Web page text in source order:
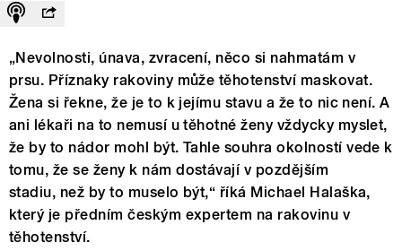
„Nevolnosti, únava, zvracení, něco si nahmatám v
prsu. Příznaky rakoviny může těhotenství maskovat.
Žena si řekne, že je to k jejímu stavu a že to nic není. A
ani lékaři na to nemusí u těhotné ženy vždycky myslet,
že by to nádor mohl být. Tahle souhra okolností vede k
tomu, že se ženy k nám dostávají v pozdějším
stadiu, než by to muselo být,“ říká Michael Halaška,
který je předním českým expertem na rakovinu v
těhotenství.